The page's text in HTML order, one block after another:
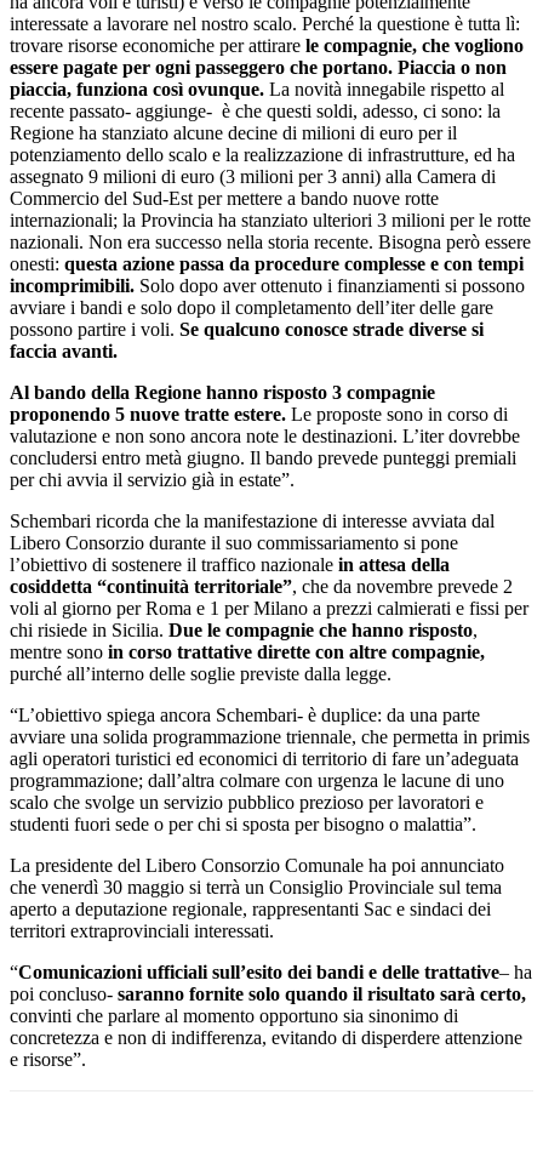
interessate a lavorare nel nostro scalo. Perché la questione è tutta lì:
trovare risorse economiche per attirare le compagnie, che vogliono
essere pagate per ogni passeggero che portano. Piaccia o non
piaccia, funziona così ovunque. La novità innegabile rispetto al
recente passato- aggiunge- è che questi soldi, adesso, ci sono: la
Regione ha stanziato alcune decine di milioni di euro per il
potenziamento dello scalo e la realizzazione di infrastrutture, ed ha
assegnato 9 milioni di euro (3 milioni per 3 anni) alla Camera di
Commercio del Sud-Est per mettere a bando nuove rotte
internazionali; la Provincia ha stanziato ulteriori 3 milioni per le rotte
nazionali. Non era successo nella storia recente. Bisogna però essere
onesti: questa azione passa da procedure complesse e con tempi
incomprimibili. Solo dopo aver ottenuto i finanziamenti si possono
avviare i bandi e solo dopo il completamento dell’iter delle gare
possono partire i voli. Se qualcuno conosce strade diverse si
faccia avanti.
Al bando della Regione hanno risposto 3 compagnie
proponendo 5 nuove tratte estere. Le proposte sono in corso di
valutazione e non sono ancora note le destinazioni. L’iter dovrebbe
concludersi entro metà giugno. Il bando prevede punteggi premiali
per chi avvia il servizio già in estate”.
Schembari ricorda che la manifestazione di interesse avviata dal
Libero Consorzio durante il suo commissariamento si pone
l’obiettivo di sostenere il traffico nazionale in attesa della
cosiddetta “continuità territoriale”, che da novembre prevede 2
voli al giorno per Roma e 1 per Milano a prezzi calmierati e fissi per
chi risiede in Sicilia. Due le compagnie che hanno risposto,
mentre sono in corso trattative dirette con altre compagnie,
purché all’interno delle soglie previste dalla legge.
“L’obiettivo spiega ancora Schembari- è duplice: da una parte
avviare una solida programmazione triennale, che permetta in primis
agli operatori turistici ed economici di territorio di fare un’adeguata
programmazione; dall’altra colmare con urgenza le lacune di uno
scalo che svolge un servizio pubblico prezioso per lavoratori e
studenti fuori sede o per chi si sposta per bisogno o malattia”.
La presidente del Libero Consorzio Comunale ha poi annunciato
che venerdì 30 maggio si terrà un Consiglio Provinciale sul tema
aperto a deputazione regionale, rappresentanti Sac e sindaci dei
territori extraprovinciali interessati.
“Comunicazioni ufficiali sull’esito dei bandi e delle trattative– ha
poi concluso- saranno fornite solo quando il risultato sarà certo,
convinti che parlare al momento opportuno sia sinonimo di
concretezza e non di indifferenza, evitando di disperdere attenzione
e risorse”.